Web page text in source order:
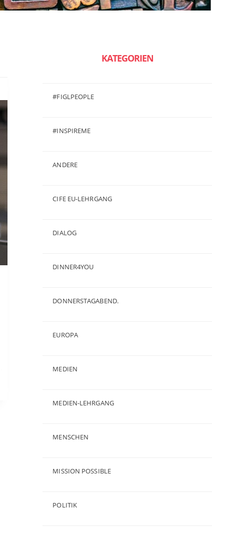
KATEGORIEN
#FIGLPEOPLE
#INSPIREME
ANDERE
CIFE EU-LEHRGANG
DIALOG
DINNER4YOU
DONNERSTAGABEND.
EUROPA
MEDIEN
MEDIEN-LEHRGANG
MENSCHEN
MISSION POSSIBLE
POLITIK